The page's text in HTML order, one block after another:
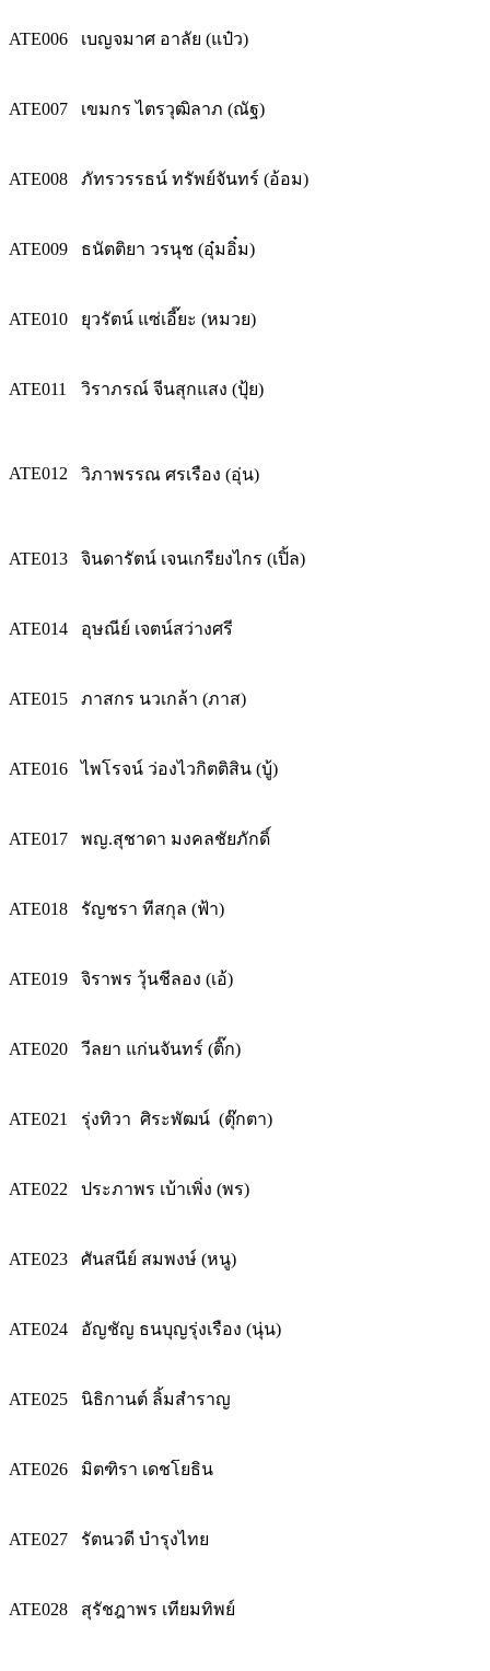
ATE006 เบญจมาศ อาลัย (แป๋ว)
ATE007 เขมกร ไตรวุฒิลาภ (ณัฐ)
ATE008 ภัทรวรรธน์ ทรัพย์จันทร์ (อ้อม)
ATE009 ธนัตติยา วรนุช (อุ๋มอิ๋ม)
ATE010 ยุวรัตน์ แซ่เอี๊ยะ (หมวย)
ATE011 วิราภรณ์ จีนสุกแสง (ปุ้ย)
ATE012 วิภาพรรณ ศรเรือง (อุ่น)
ATE013 จินดารัตน์ เจนเกรียงไกร (เปิ้ล)
ATE014 อุษณีย์ เจตน์สว่างศรี
ATE015 ภาสกร นวเกล้า (ภาส)
ATE016 ไพโรจน์ ว่องไวกิตติสิน (บู้)
ATE017 พญ.สุชาดา มงคลชัยภักดิ์
ATE018 รัญชรา ทีสกุล (ฟ้า)
ATE019 จิราพร วุ้นชีลอง (เอ้)
ATE020 วีลยา แก่นจันทร์ (ติ๊ก)
ATE021 รุ่งทิวา ศิระพัฒน์ (ตุ๊กตา)
ATE022 ประภาพร เบ้าเพิ่ง (พร)
ATE023 ศันสนีย์ สมพงษ์ (หนู)
ATE024 อัญชัญ ธนบุญรุ่งเรือง (นุ่น)
ATE025 นิธิกานต์ ลิ้มสำราญ
ATE026 มิตฑิรา เดชโยธิน
ATE027 รัตนวดี บำรุงไทย
ATE028 สุรัชฎาพร เทียมทิพย์